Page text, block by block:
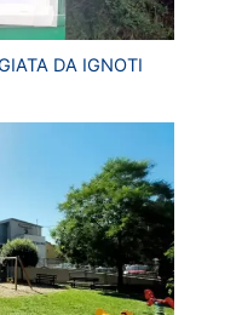
DA IGNOTI